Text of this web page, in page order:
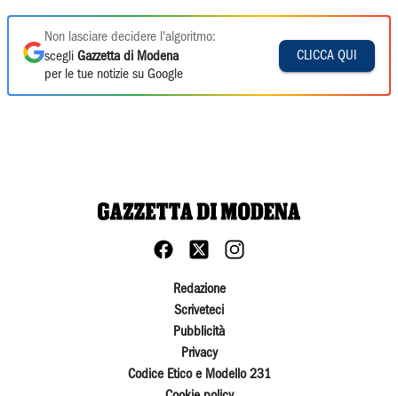
Non lasciare decidere l'algoritmo:
scegli Gazzetta di Modena
per le tue notizie su Google
CLICCA QUI
Redazione
Scriveteci
Pubblicità
Privacy
Codice Etico e Modello 231